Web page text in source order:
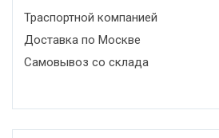
Траспортной компанией
Доставка по Москве
Самовывоз со склада